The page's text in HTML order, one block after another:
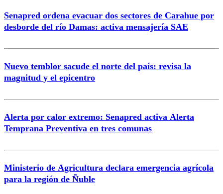
Correo
Senapred ordena evacuar dos sectores de Carahue por
desborde del río Damas: activa mensajería SAE
Nuevo temblor sacude el norte del país: revisa la
magnitud y el epicentro
Alerta por calor extremo: Senapred activa Alerta
Temprana Preventiva en tres comunas
Ministerio de Agricultura declara emergencia agrícola
para la región de Ñuble